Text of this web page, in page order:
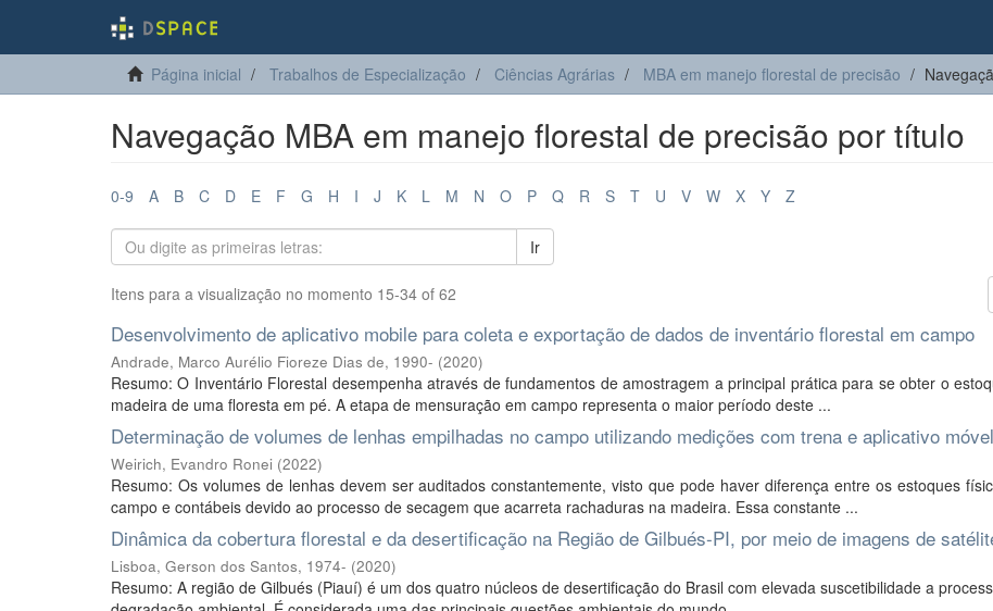
Página inicial Trabalhos de Especialização Ciências Agrárias MBA em manejo florestal de precisão
Navegação MBA em manejo florestal de precisão por título
0-9 A B C D E F G H I J K L M N O P Q R S T U V W X Y Z
Ir
Itens para a visualização no momento 15-34 of 62
Desenvolvimento de aplicativo mobile para coleta e exportação de dados de inventário florestal em campo
Andrade, Marco Aurélio Fioreze Dias de, 1990- (2020)
Resumo: O Inventário Florestal desempenha através de fundamentos de amostragem a principal prática para se obter o
madeira de uma floresta em pé. A etapa de mensuração em campo representa o maior período deste ...
Determinação de volumes de lenhas empilhadas no campo utilizando medições com trena e aplicativo móvel
Weirich, Evandro Ronei (2022)
Resumo: Os volumes de lenhas devem ser auditados constantemente, visto que pode haver diferença entre os estoques
campo e contábeis devido ao processo de secagem que acarreta rachaduras na madeira. Essa constante ...
Dinâmica da cobertura florestal e da desertificação na Região de Gilbués-PI, por meio de imagens de
Lisboa, Gerson dos Santos, 1974- (2020)
Resumo: A região de Gilbués (Piauí) é um dos quatro núcleos de desertificação do Brasil com elevada suscetibilidade a